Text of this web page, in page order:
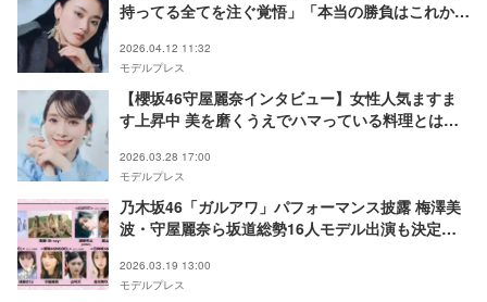
持ってる全てを注ぐ覚悟」「本当の勝負はこれか
2026.04.12 11:32
モデルプレス
【櫻坂46守屋麗奈インタビュー】女性人気ますま
す上昇中 美を磨くうえでハマっている料理とは
2026.03.28 17:00
モデルプレス
乃木坂46「ガルアワ」パフォーマンス披露 梅澤美
波・守屋麗奈ら坂道総勢16人モデル出演も決定
2026.03.19 13:00
モデルプレス